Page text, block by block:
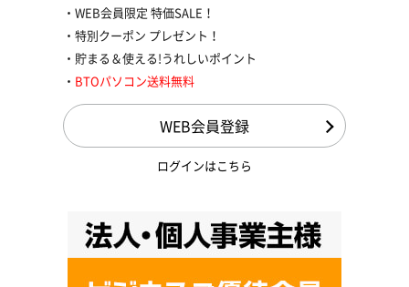
WEB会員限定 特価SALE！
特別クーポン プレゼント！
貯まる＆使える!うれしいポイント
BTOパソコン送料無料
WEB会員登録
ログインはこちら